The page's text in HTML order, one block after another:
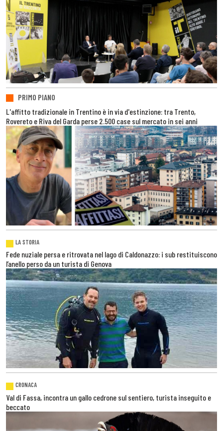
PRIMO PIANO
L'affitto tradizionale in Trentino è in via d'estinzione: tra Trento,
Rovereto e Riva del Garda perse 2.500 case sul mercato in sei anni
LA STORIA
Fede nuziale persa e ritrovata nel lago di Caldonazzo: i sub restituiscono
l’anello perso da un turista di Genova
CRONACA
Val di Fassa, incontra un gallo cedrone sul sentiero, turista inseguito e
beccato